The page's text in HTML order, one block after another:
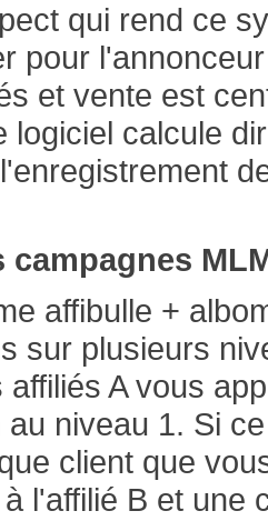
qui rend ce
pour
et vente est
logiciel calcule
campagnes
affibulle +
sur plusieurs
A vous
niveau 1. Si
client que
l'affilié B et une